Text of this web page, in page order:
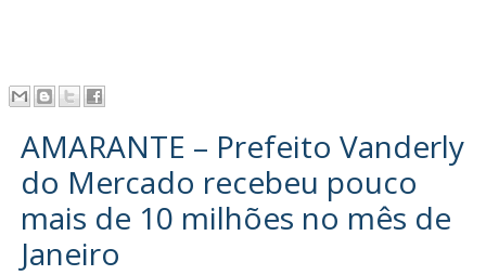
AMARANTE – Prefeito Vanderly
do Mercado recebeu pouco
mais de 10 milhões no mês de
Janeiro